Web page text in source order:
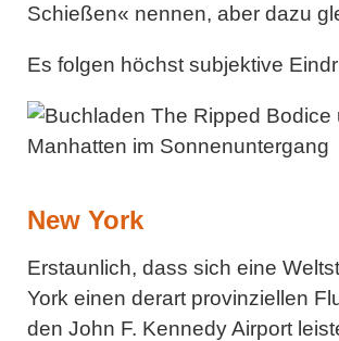
Schießen« nennen, aber dazu
Es folgen höchst subjektive
New York
Erstaunlich, dass sich eine
York einen derart provinziellen
den John F. Kennedy Airport